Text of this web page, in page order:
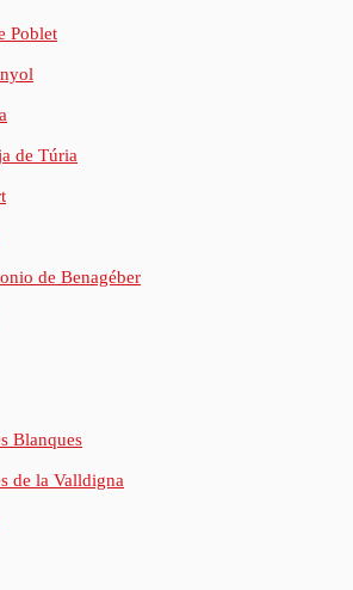
Poblet
de Túria
de Benagéber
Blanques
de la Valldigna